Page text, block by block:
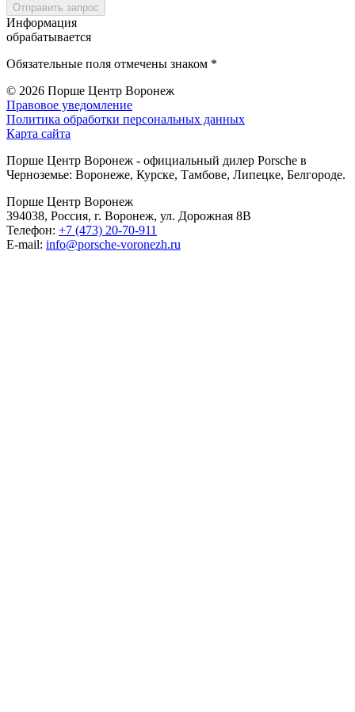
Отправить запрос
Информация
обрабатывается
Обязательные поля отмечены знаком *
© 2026 Порше Центр Воронеж
Правовое уведомление
Политика обработки персональных данных
Карта сайта
Порше Центр Воронеж - официальный дилер Porsche в
Черноземье: Воронеже, Курске, Тамбове, Липецке, Белгороде.
Порше Центр Воронеж
394038, Россия, г. Воронеж, ул. Дорожная 8В
Телефон: +7 (473) 20-70-911
E-mail: info@porsche-voronezh.ru